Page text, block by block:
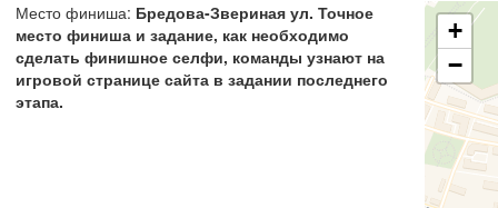
Место финиша: Бредова-Звериная ул. Точное
место финиша и задание, как необходимо
сделать финишное селфи, команды узнают на
игровой странице сайта в задании последнего
этапа.
+
−